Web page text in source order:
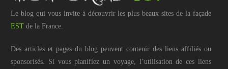
Le blog qui vous invite à découvrir les plus beaux sites de la façade
EST de la France.
Des articles et pages du blog peuvent contenir des liens affiliés ou
sponsorisés. Si vous planifiez un voyage, l’utilisation de ces liens